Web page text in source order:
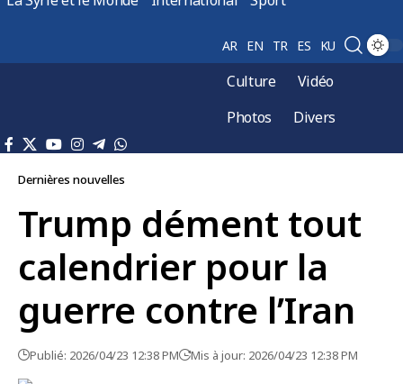
AR EN TR ES KU
Culture
Vidéo
Photos
Divers
Dernières nouvelles
Trump dément tout
calendrier pour la
guerre contre l’Iran
Publié: 2026/04/23 12:38 PM Mis à jour: 2026/04/23 12:38 PM